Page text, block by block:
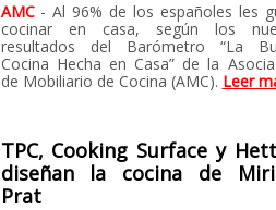
AMC - Al 96% de los españoles les
cocinar en casa, según los
resultados del Barómetro “La
Cocina Hecha en Casa” de la
de Mobiliario de Cocina (AMC). Leer
TPC, Cooking Surface y
diseñan la cocina de
Prat